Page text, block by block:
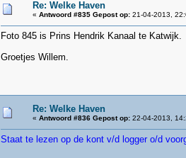
Re: Welke Haven
« Antwoord #835 Gepost op:21-04-2013,
Foto 845 is Prins Hendrik Kanaal te Katwijk.
Groetjes Willem.
Re: Welke Haven
« Antwoord #836 Gepost op:22-04-2013,
Staat te lezen op de kont v/d logger o/d